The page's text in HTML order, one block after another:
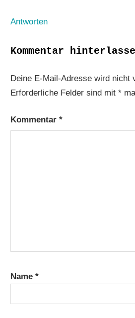
Antworten
Kommentar
Deine E-Mail-Adresse wird nicht
Erforderliche Felder sind mit*
Kommentar*
Name*